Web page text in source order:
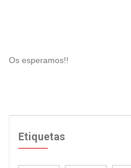
Os esperamos!!
Etiquetas